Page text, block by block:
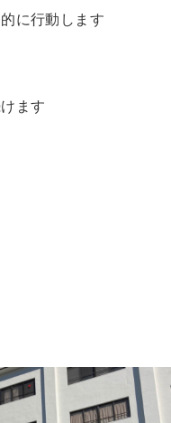
に行動します
ます